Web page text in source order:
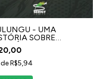
- UMA
SOBRE
R$5,94